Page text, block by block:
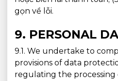
gọn về lỗi.
9. PERSONAL
9.1. We undertake to
provisions of data
regulating the processing